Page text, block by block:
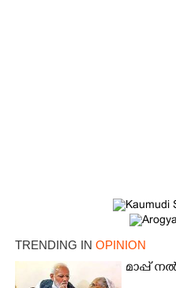
TRENDING IN OPINION
മാപ്പ്